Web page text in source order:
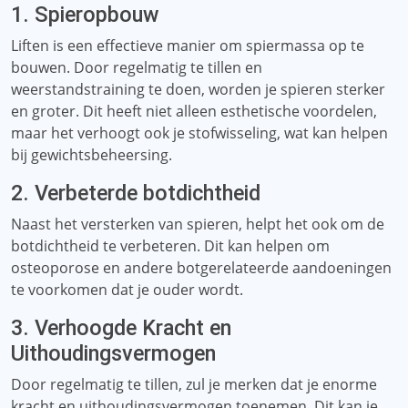
1. Spieropbouw
Liften is een effectieve manier om spiermassa op te
bouwen. Door regelmatig te tillen en
weerstandstraining te doen, worden je spieren sterker
en groter. Dit heeft niet alleen esthetische voordelen,
maar het verhoogt ook je stofwisseling, wat kan helpen
bij gewichtsbeheersing.
2. Verbeterde botdichtheid
Naast het versterken van spieren, helpt het ook om de
botdichtheid te verbeteren. Dit kan helpen om
osteoporose en andere botgerelateerde aandoeningen
te voorkomen dat je ouder wordt.
3. Verhoogde Kracht en
Uithoudingsvermogen
Door regelmatig te tillen, zul je merken dat je enorme